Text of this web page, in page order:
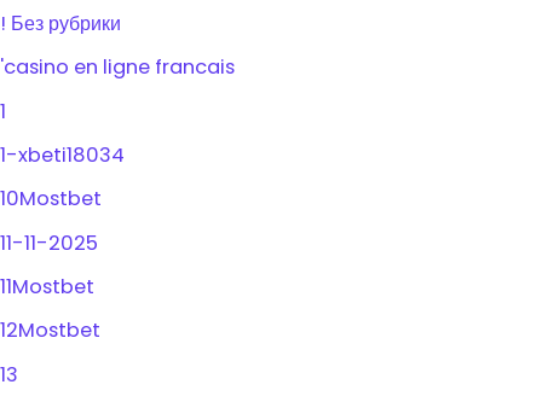
! Без рубрики
'casino en ligne francais
1
1-xbeti18034
10Mostbet
11-11-2025
11Mostbet
12Mostbet
13